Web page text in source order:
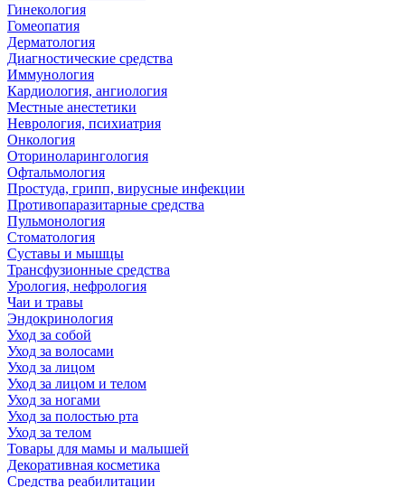
Гинекология
Гомеопатия
Дерматология
Диагностические средства
Иммунология
Кардиология, ангиология
Местные анестетики
Неврология, психиатрия
Онкология
Оториноларингология
Офтальмология
Простуда, грипп, вирусные инфекции
Противопаразитарные средства
Пульмонология
Стоматология
Суставы и мышцы
Трансфузионные средства
Урология, нефрология
Чаи и травы
Эндокринология
Уход за собой
Уход за волосами
Уход за лицом
Уход за лицом и телом
Уход за ногами
Уход за полостью рта
Уход за телом
Товары для мамы и малышей
Декоративная косметика
Средства реабилитации